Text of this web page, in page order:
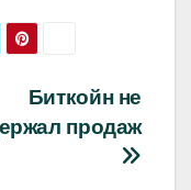
Биткойн не
продаж